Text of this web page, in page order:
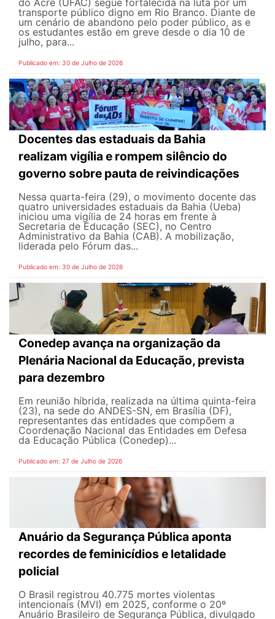
do Acre (UFAC) segue fortalecida na luta por um
transporte público digno em Rio Branco. Diante de
um cenário de abandono pelo poder público, as e
os estudantes estão em greve desde o dia 10 de
julho, para...
Publicado em: 30 de Julho de 2026
Docentes das estaduais da Bahia
realizam vigília e rompem silêncio do
governo sobre pauta de reivindicações
Nessa quarta-feira (29), o movimento docente das
quatro universidades estaduais da Bahia (Ueba)
iniciou uma vigília de 24 horas em frente à
Secretaria de Educação (SEC), no Centro
Administrativo da Bahia (CAB). A mobilização,
liderada pelo Fórum das...
Publicado em: 30 de Julho de 2026
Conedep avança na organização da
Plenária Nacional da Educação, prevista
para dezembro
Em reunião híbrida, realizada na última quinta-feira
(23), na sede do ANDES-SN, em Brasília (DF),
representantes das entidades que compõem a
Coordenação Nacional das Entidades em Defesa
da Educação Pública (Conedep)...
Publicado em: 27 de Julho de 2026
Anuário da Segurança Pública aponta
recordes de feminicídios e letalidade
policial
O Brasil registrou 40.775 mortes violentas
intencionais (MVI) em 2025, conforme o 20º
Anuário Brasileiro de Segurança Pública, divulgado